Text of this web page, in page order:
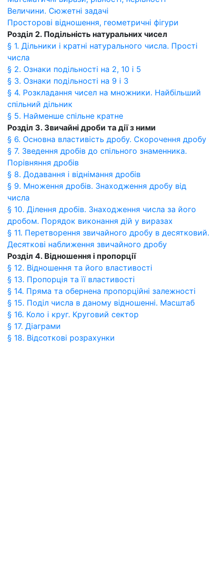
Величини. Сюжетні задачі
Просторові відношення, геометричні фігури
Розділ 2. Подільність натуральних чисел
§ 1. Дільники і кратні натурального числа. Прості
числа
§ 2. Ознаки подільності на 2, 10 і 5
§ 3. Ознаки подільності на 9 і 3
§ 4. Розкладання чисел на множники. Найбільший
спільний дільник
§ 5. Найменше спільне кратне
Розділ 3. Звичайні дроби та дії з ними
§ 6. Основна властивість дробу. Скорочення дробу
§ 7. Зведення дробів до спільного знаменника.
Порівняння дробів
§ 8. Додавання і віднімання дробів
§ 9. Множення дробів. Знаходження дробу від
числа
§ 10. Ділення дробів. Знаходження числа за його
дробом. Порядок виконання дій у виразах
§ 11. Перетворення звичайного дробу в десятковий.
Десяткові наближення звичайного дробу
Розділ 4. Відношення і пропорції
§ 12. Відношення та його властивості
§ 13. Пропорція та її властивості
§ 14. Пряма та обернена пропорційні залежності
§ 15. Поділ числа в даному відношенні. Масштаб
§ 16. Коло і круг. Круговий сектор
§ 17. Діаграми
§ 18. Відсоткові розрахунки